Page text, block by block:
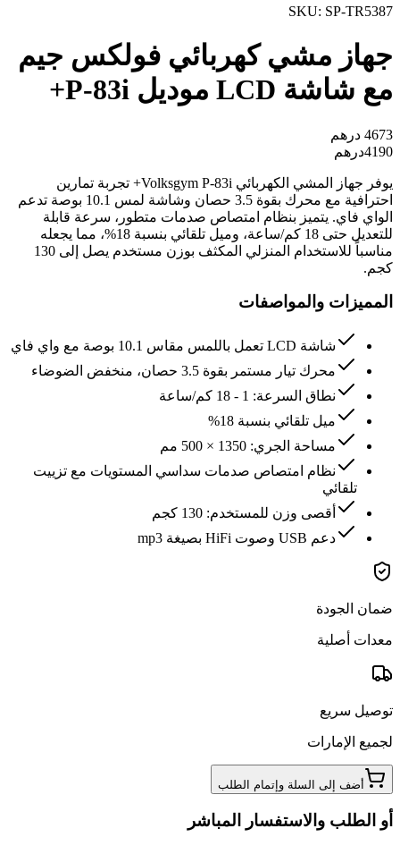
SKU: SP-TR5387
جهاز مشي كهربائي فولكس جيم
مع شاشة LCD موديل P-83i+
4673 درهم
4190درهم
يوفر جهاز المشي الكهربائي Volksgym P-83i+ تجربة تمارين
احترافية مع محرك بقوة 3.5 حصان وشاشة لمس 10.1 بوصة تدعم
الواي فاي. يتميز بنظام امتصاص صدمات متطور، سرعة قابلة
للتعديل حتى 18 كم/ساعة، وميل تلقائي بنسبة 18%، مما يجعله
مناسباً للاستخدام المنزلي المكثف بوزن مستخدم يصل إلى 130
كجم.
المميزات والمواصفات
شاشة LCD تعمل باللمس مقاس 10.1 بوصة مع واي فاي
محرك تيار مستمر بقوة 3.5 حصان، منخفض الضوضاء
نطاق السرعة: 1 - 18 كم/ساعة
ميل تلقائي بنسبة 18%
مساحة الجري: 1350 × 500 مم
نظام امتصاص صدمات سداسي المستويات مع تزييت
تلقائي
أقصى وزن للمستخدم: 130 كجم
دعم USB وصوت HiFi بصيغة mp3
ضمان الجودة
معدات أصلية
توصيل سريع
لجميع الإمارات
أضف إلى السلة وإتمام الطلب
أو الطلب والاستفسار المباشر